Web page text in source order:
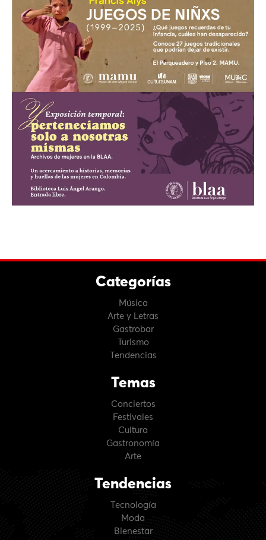
Categorías
Música
Arte y Letras
Gastrobar
Turismo
Tendencias
Temas
Conciertos
Festivales
Cultura
Gastronomía
Arte
Tendencias
Tecnología
Moda
Bienestar